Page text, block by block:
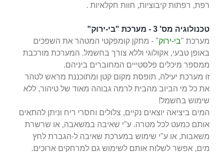
רפת, רפתות קיבוציות, חוות חקלאיות .
טכנולוגיה מס' 3 - מערכת "בי-ירוק"
מערכת "בי-ירוק" - מתקן קומפקטי המטהר את השפכים
באופן טבעי, אקולוגי וללא צורך בחשמל. המערכת מורכבת
ממספר מיכלים פלסטייים המחוברים ביניהם.
זו מערכת יעילה, תופסת מקום קטן ומתוכננת מראש לטהר
את כל מי הביוב מהבית לרמה גבוהה מאוד של טיהור, ללא
שימוש בחשמל!
המים ביציאה יוצאים נקיים, צלולים וחסרי ריח וניתן להתאים
אותם כמעט לכל מטרה. ע"י שאיבה במשאבה, או שרשרת
משאבות, או ע"י שימוש במערכת שאיבה ל-הגברת לחץ
מים, אפשר לשלוח אותם לשימוש גם למרחקים ארוכים.